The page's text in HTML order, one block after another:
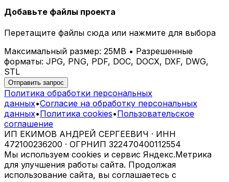
экспозиций или самостоятельные арт-
объекты.
Почему выбирают iParametric?
Креативность. Мы создаем
нестандартные решения для самых
требовательных клиентов.
Технологичность.
производства обеспечивают высочайшее
качество изделий.
Экологичность.Мы заботимся об
окружающей среде и используем
безопасные материалы.
Индивидуальный сервис.Каждый
проект разрабатывается с учетом ваших
идей и пожеланий.
Добавьте файлы проекта
Перетащите файлы сюда или нажмите для выбора
Максимальный размер: 25MB • Разрешенные
форматы: JPG, PNG, PDF, DOC, DOCX, DXF, DWG,
STL
Отправить запрос
Политика обработки персональных
данных•Согласие на обработку персональных
данных•Политика cookies•Пользовательское
соглашение
ИП ЕКИМОВ АНДРЕЙ СЕРГЕЕВИЧ · ИНН
472100236200 · ОГРНИП 322470400112554
Мы используем cookies и сервис Яндекс.Метрика
для улучшения работы сайта. Продолжая
использование сайта, вы соглашаетесь с